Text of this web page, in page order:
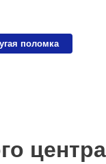
поломка
центра